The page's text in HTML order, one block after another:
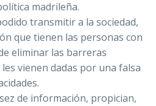
madrileña.
transmitir a la sociedad,
que tienen las personas con
eliminar las barreras
vienen dadas por una falsa
de información, propician,